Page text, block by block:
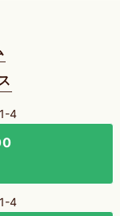
1-4
1-4